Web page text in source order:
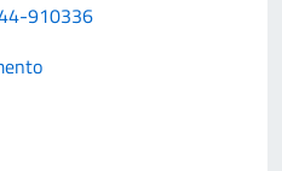
910336